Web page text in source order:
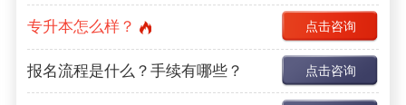
专升本怎么样？ 点击咨询
报名流程是什么？手续有哪些？ 点击咨询